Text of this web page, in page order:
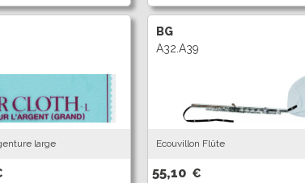
large
BG
A32.A39
Ecouvillon Flûte
55,10 €